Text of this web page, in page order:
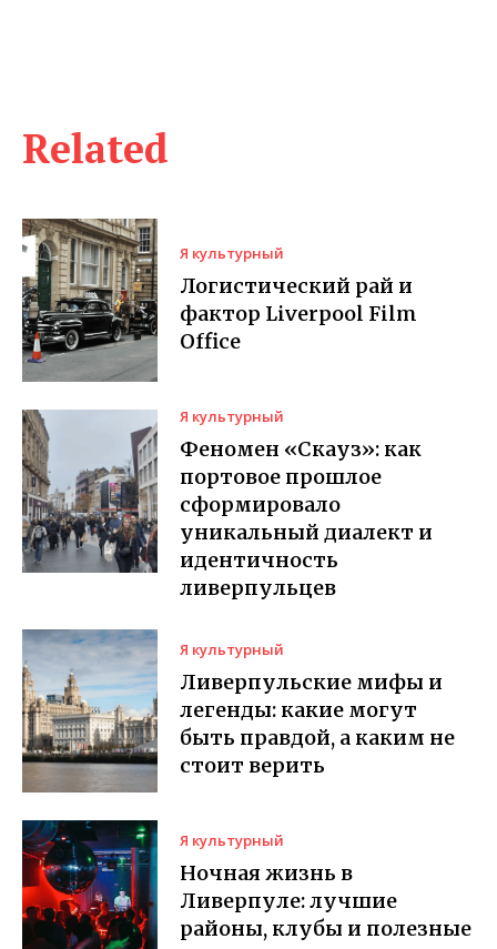
Related
Я культурный
Логистический рай и
фактор Liverpool Film
Office
Я культурный
Феномен «Скауз»: как
портовое прошлое
сформировало
уникальный диалект и
идентичность
ливерпульцев
Я культурный
Ливерпульские мифы и
легенды: какие могут
быть правдой, а каким не
стоит верить
Я культурный
Ночная жизнь в
Ливерпуле: лучшие
районы, клубы и полезные